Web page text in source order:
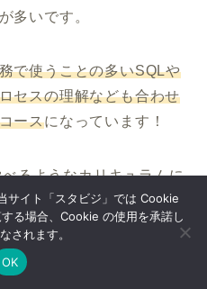
多いです。
で使うことの多いSQLや
セスの理解なども合わせ
ースになっています！
るようなカリキュラムに
クしてみてください！
て商品の予測分析をした
プロダクトの
サイト「スタビジ」では Cookie
る場合、Cookie の使用を承諾し
されます。
OK